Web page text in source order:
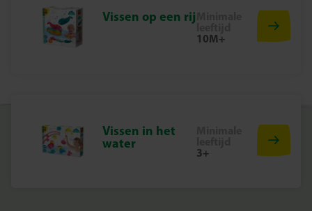
Vissen op een rij
10M+
Vissen in het
water
3+